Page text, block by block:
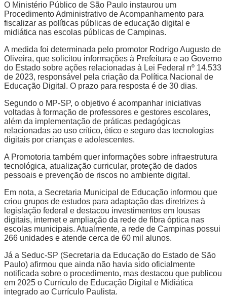
O Ministério Público de São Paulo instaurou um
Procedimento Administrativo de Acompanhamento para
fiscalizar as políticas públicas de educação digital e
midiática nas escolas públicas de Campinas.
A medida foi determinada pelo promotor Rodrigo Augusto de
Oliveira, que solicitou informações à Prefeitura e ao Governo
do Estado sobre ações relacionadas à Lei Federal nº 14.533
de 2023, responsável pela criação da Política Nacional de
Educação Digital. O prazo para resposta é de 30 dias.
Segundo o MP-SP, o objetivo é acompanhar iniciativas
voltadas à formação de professores e gestores escolares,
além da implementação de práticas pedagógicas
relacionadas ao uso crítico, ético e seguro das tecnologias
digitais por crianças e adolescentes.
A Promotoria também quer informações sobre infraestrutura
tecnológica, atualização curricular, proteção de dados
pessoais e prevenção de riscos no ambiente digital.
Em nota, a Secretaria Municipal de Educação informou que
criou grupos de estudos para adaptação das diretrizes à
legislação federal e destacou investimentos em lousas
digitais, internet e ampliação da rede de fibra óptica nas
escolas municipais. Atualmente, a rede de Campinas possui
266 unidades e atende cerca de 60 mil alunos.
Já a Seduc-SP (Secretaria da Educação do Estado de São
Paulo) afirmou que ainda não havia sido oficialmente
notificada sobre o procedimento, mas destacou que publicou
em 2025 o Currículo de Educação Digital e Midiática
integrado ao Currículo Paulista.